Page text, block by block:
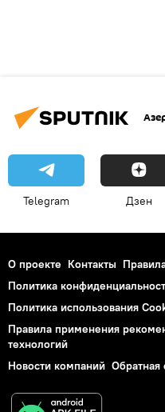
Telegram Дзен
О проекте Контакты
Политика
Политика использования
Правила применения
технологий
Новости компаний Обратная